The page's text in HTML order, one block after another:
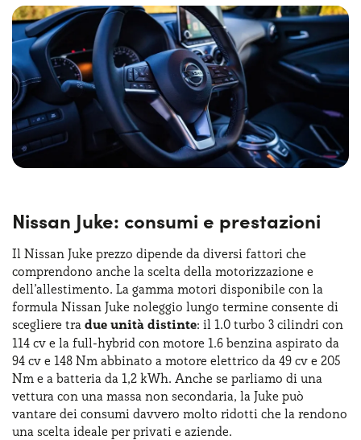
richiama lo stile della versione precedente, con la
presenza di elementi circolari dedicati alle bocchette della
climatizzazione e alla basedella leva del cambio.
Proprio a centro plancia abbiamo poi un display da 8’’
dedicato all’infotainment e, a bordo, abbiamo un
pacchetto completo di dispositivi di sicurezza.
L’attenzione ai dettagli si riflette anche nei materiali
utilizzati, con finiture curate e uno stile moderno che
unisce funzionalità ed eleganza.
Nissan Juke: consumi e prestazioni
Il Nissan Juke prezzo dipende da diversi fattori che
comprendono anche la scelta della motorizzazione e
dell’allestimento. La gamma motori disponibile con la
formula Nissan Juke noleggio lungo termine consente di
scegliere tra due unità distinte: il 1.0 turbo 3 cilindri con
114 cv e la full-hybrid con motore 1.6 benzina aspirato da
94 cv e 148 Nm abbinato a motore elettrico da 49 cv e 205
Nm e a batteria da 1,2 kWh. Anche se parliamo di una
vettura con una massa non secondaria, la Juke può
vantare dei consumi davvero molto ridotti che la rendono
una scelta ideale per privati e aziende.